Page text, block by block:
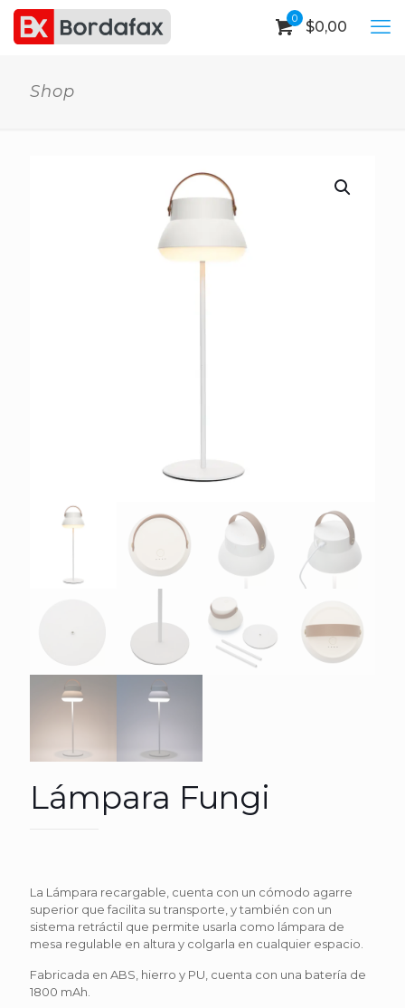
0 $0,00
Shop
Lámpara Fungi
La Lámpara recargable, cuenta con un cómodo agarre
superior que facilita su transporte, y también con un
sistema retráctil que permite usarla como lámpara de
mesa regulable en altura y colgarla en cualquier espacio.
Fabricada en ABS, hierro y PU, cuenta con una batería de
1800 mAh.